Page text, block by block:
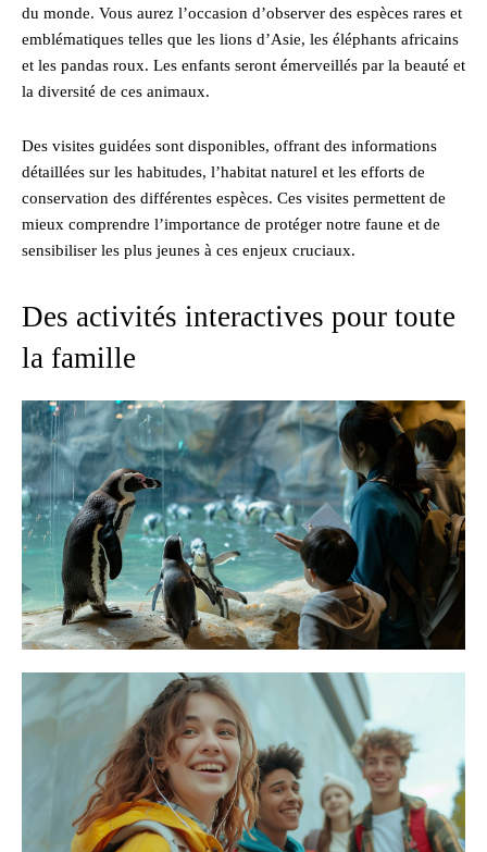
du monde. Vous aurez l’occasion d’observer des espèces rares et
emblématiques telles que les lions d’Asie, les éléphants africains
et les pandas roux. Les enfants seront émerveillés par la beauté et
la diversité de ces animaux.
Des visites guidées sont disponibles, offrant des informations
détaillées sur les habitudes, l’habitat naturel et les efforts de
conservation des différentes espèces. Ces visites permettent de
mieux comprendre l’importance de protéger notre faune et de
sensibiliser les plus jeunes à ces enjeux cruciaux.
Des activités interactives pour toute
la famille